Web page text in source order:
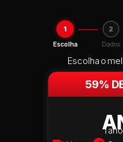
1
Escolha
2
Dados
Escolha o
59%
1